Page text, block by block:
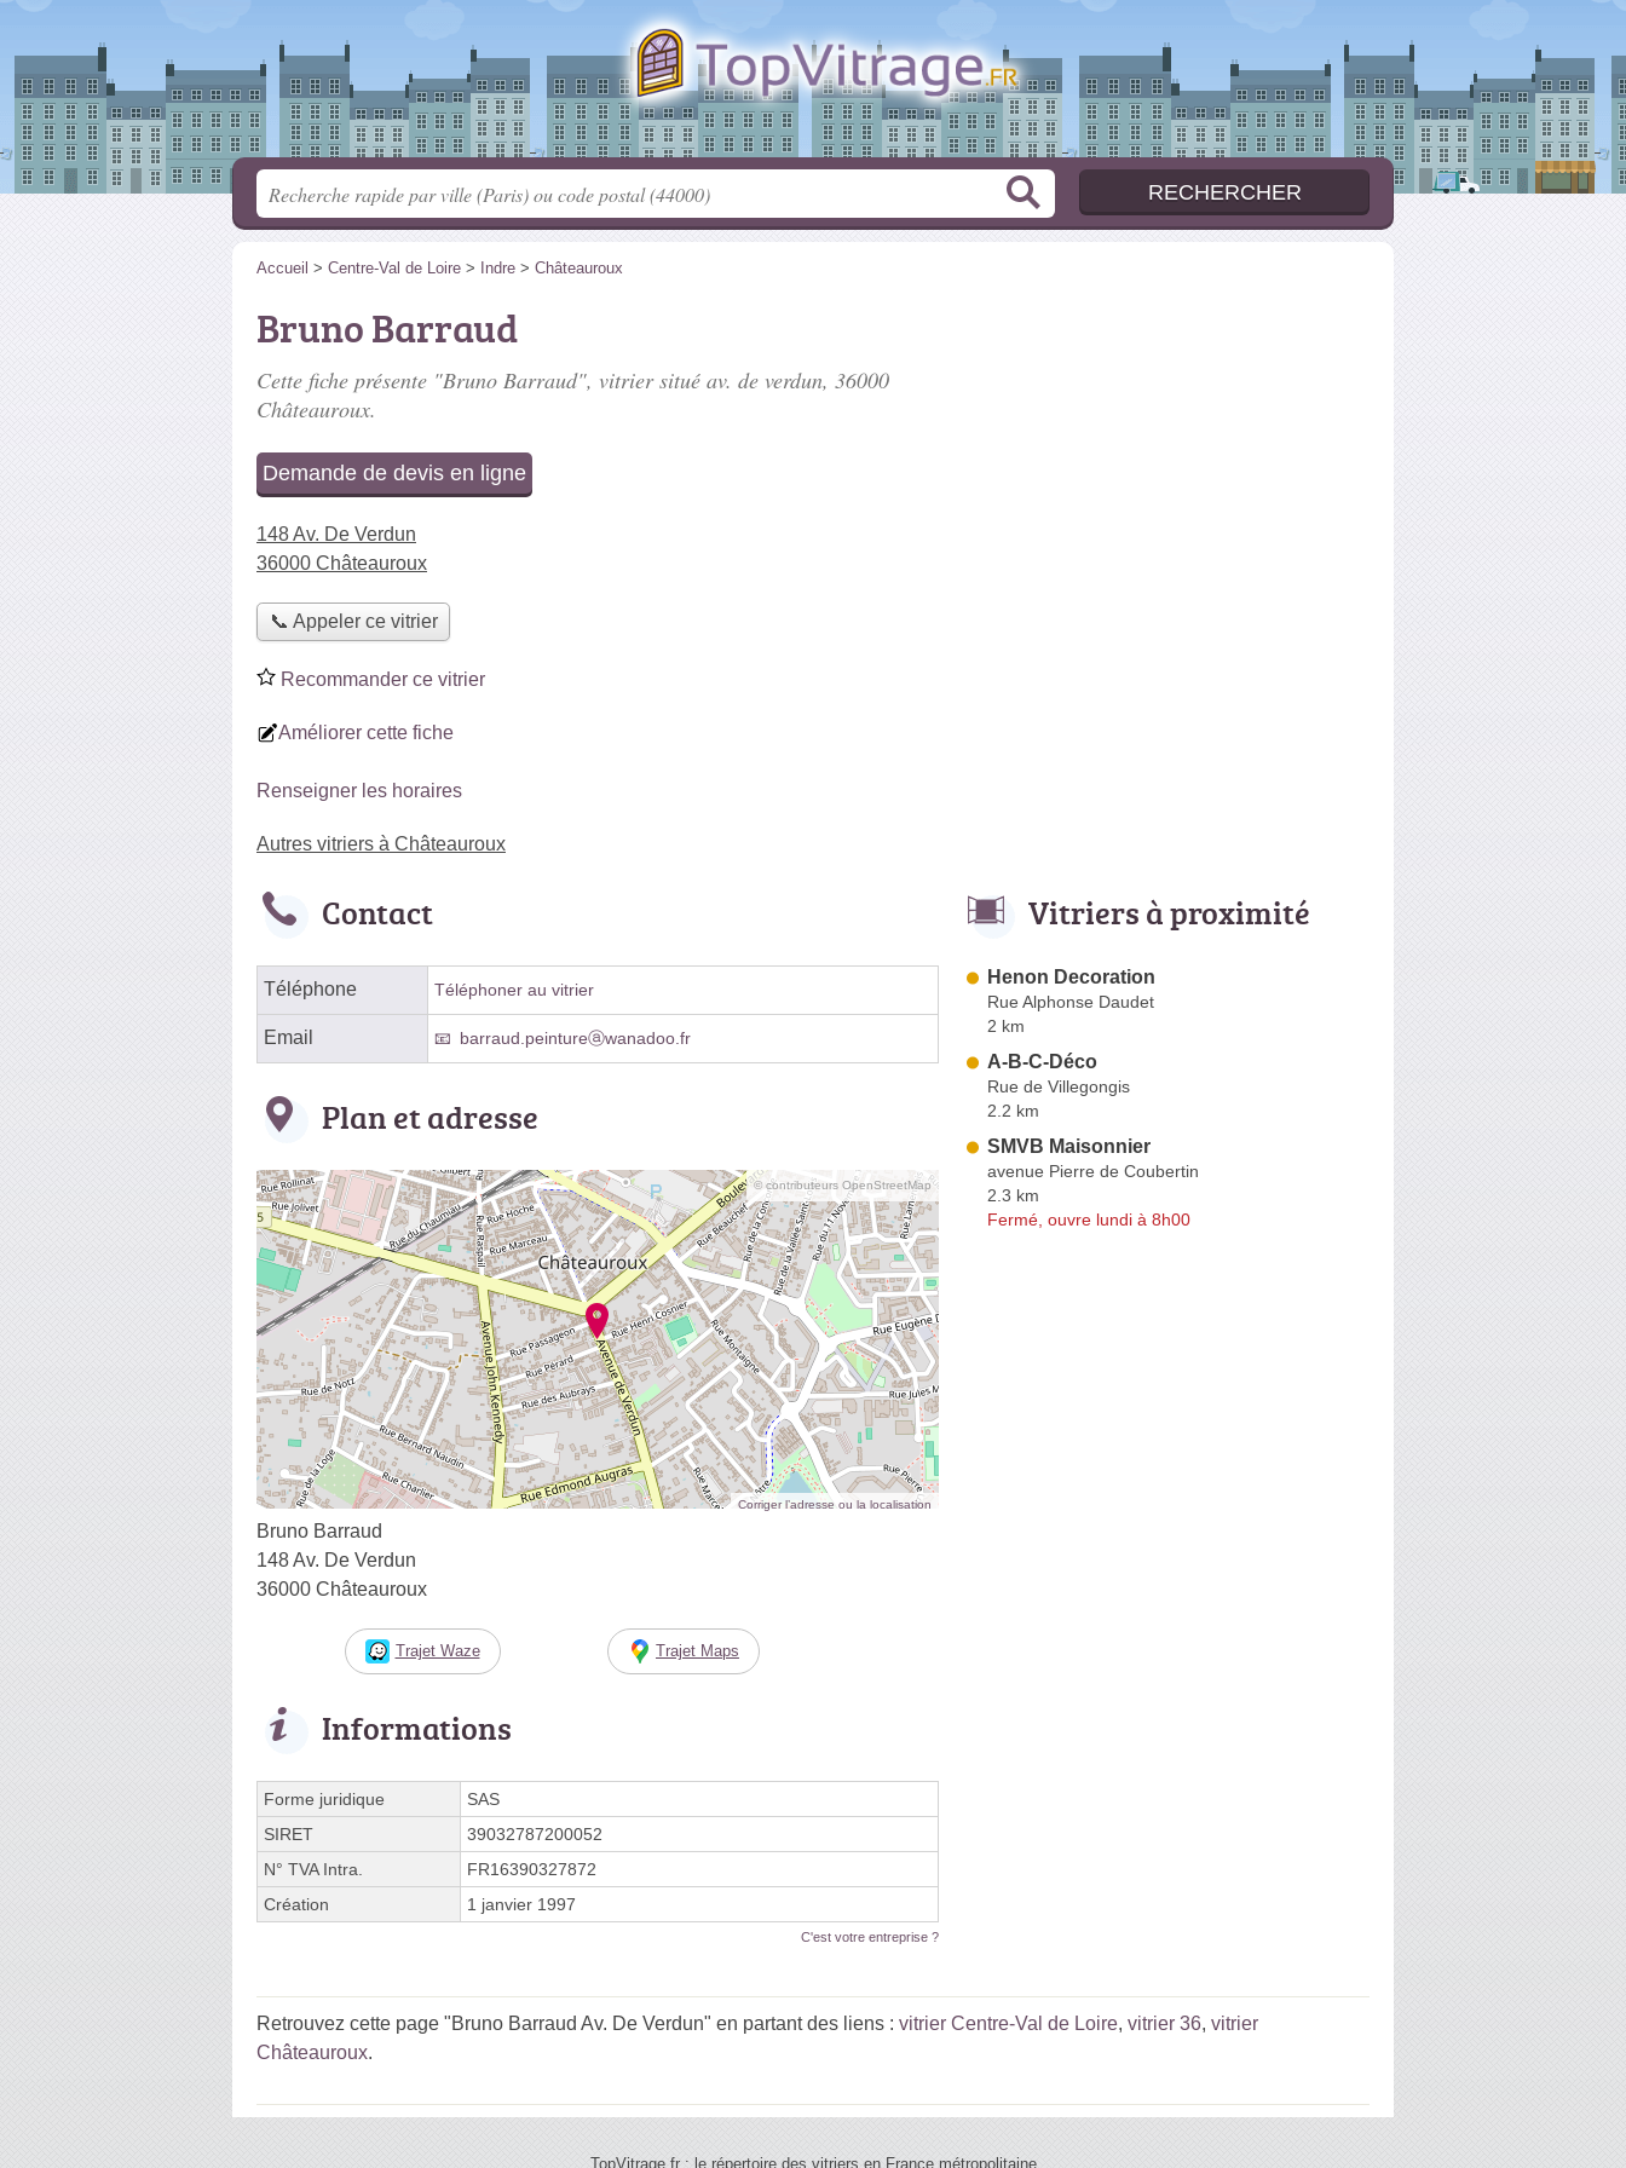
Accueil > Centre-Val de Loire > Indre > Châteauroux
Bruno Barraud
Cette fiche présente "Bruno Barraud", vitrier situé av. de verdun, 36000
Châteauroux.
Demande de devis en ligne
148 Av. De Verdun
36000 Châteauroux
📞 Appeler ce vitrier
Recommander ce vitrier
Améliorer cette fiche
Renseigner les horaires
Autres vitriers à Châteauroux
Contact
Téléphone Téléphoner au vitrier
Email barraud.peintureⓐwanadoo.fr
Plan et adresse
© contributeurs OpenStreetMap
Corriger l’adresse ou la localisation
Bruno Barraud
148 Av. De Verdun
36000 Châteauroux
Trajet Waze Trajet Maps
Informations
Forme juridique
SAS
SIRET
39032787200052
N° TVA Intra.
FR16390327872
Création
1 janvier 1997
C'est votre entreprise ?
Vitriers à proximité
Henon Decoration
Rue Alphonse Daudet
2 km
A-B-C-Déco
Rue de Villegongis
2.2 km
SMVB Maisonnier
avenue Pierre de Coubertin
2.3 km
Fermé, ouvre lundi à 8h00
Retrouvez cette page "Bruno Barraud Av. De Verdun" en partant des liens : vitrier Centre-Val de Loire, vitrier 36, vitrier
Châteauroux.
TopVitrage.fr : le répertoire des vitriers en France métropolitaine